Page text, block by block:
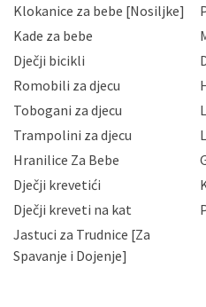
Hrvatske, a uvijek uz
sigurnosnih mjera zaštite
neovlaštenog pristupa,
gubitka ili uništenja.
korisnika i posjetitelja
Vaših osobnih podataka
priopćavanje osobnih
zaposlenicima kojima su
slučajevima koji su
da možete u svako doba,
zatražiti prestanak
podataka. Opoziv privole
gore navedenu adresu ili
Klokanice za bebe [Nosiljke]
Kade za bebe
Dječji bicikli
Romobili za djecu
Tobogani za djecu
Trampolini za djecu
Hranilice Za Bebe
Dječji krevetići
Dječji kreveti na kat
Jastuci za Trudnice [Za
Spavanje i Dojenje]